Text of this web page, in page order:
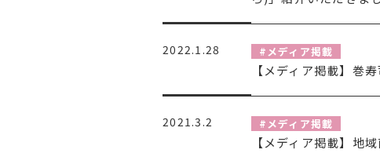
2022.1.28 #メディア掲載
【メディア掲載】巻
2021.3.2 #メディア掲載
【メディア掲載】地